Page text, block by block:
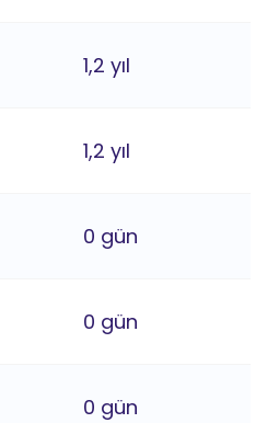
1,2 yıl
1,2 yıl
0 gün
0 gün
0 gün